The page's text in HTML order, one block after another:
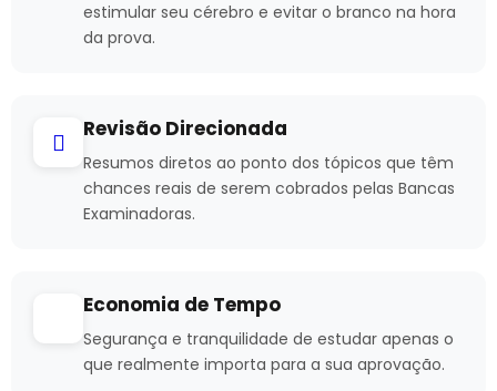
estimular seu cérebro e evitar o branco na hora
da prova.
Revisão Direcionada
Resumos diretos ao ponto dos tópicos que têm
chances reais de serem cobrados pelas Bancas
Examinadoras.
Economia de Tempo
Segurança e tranquilidade de estudar apenas o
que realmente importa para a sua aprovação.